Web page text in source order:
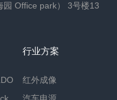
Office park） 3号楼13
行业方案
红外成像
汽车电源